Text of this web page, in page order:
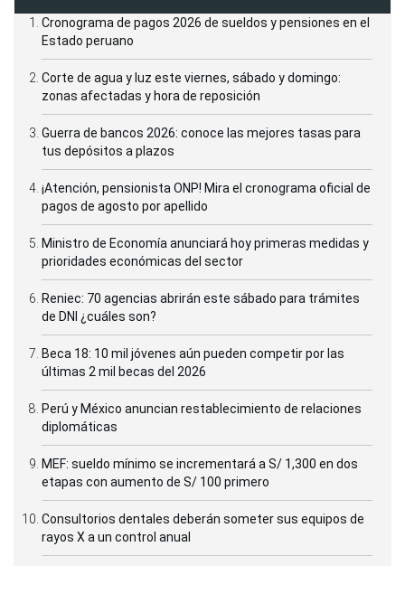
Cronograma de pagos 2026 de sueldos y pensiones en el
Estado peruano
Corte de agua y luz este viernes, sábado y domingo:
zonas afectadas y hora de reposición
Guerra de bancos 2026: conoce las mejores tasas para
tus depósitos a plazos
¡Atención, pensionista ONP! Mira el cronograma oficial de
pagos de agosto por apellido
Ministro de Economía anunciará hoy primeras medidas y
prioridades económicas del sector
Reniec: 70 agencias abrirán este sábado para trámites
de DNI ¿cuáles son?
Beca 18: 10 mil jóvenes aún pueden competir por las
últimas 2 mil becas del 2026
Perú y México anuncian restablecimiento de relaciones
diplomáticas
MEF: sueldo mínimo se incrementará a S/ 1,300 en dos
etapas con aumento de S/ 100 primero
Consultorios dentales deberán someter sus equipos de
rayos X a un control anual